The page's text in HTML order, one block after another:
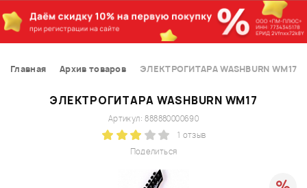
Главная Архив товаров ЭЛЕКТРОГИТАРА WASHBURN WM17
ЭЛЕКТРОГИТАРА WASHBURN WM17
Поделиться
Артикул: 888880000690
1 отзыв